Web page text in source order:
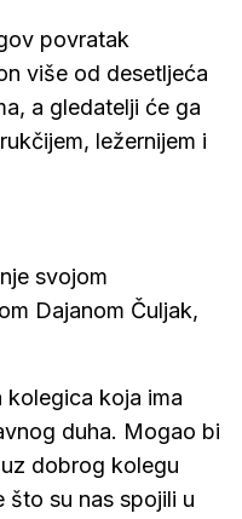
povratak
više od desetljeća
a gledatelji će ga
ležernijem i
svojom
Dajanom Čuljak,
kolegica koja ima
duha. Mogao bi
dobrog kolegu
što su nas spojili u